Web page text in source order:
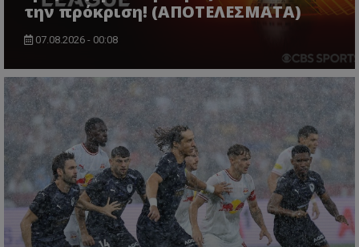
την πρόκριση! (ΑΠΟΤΕΛΕΣΜΑΤΑ)
07.08.2026 - 00:08